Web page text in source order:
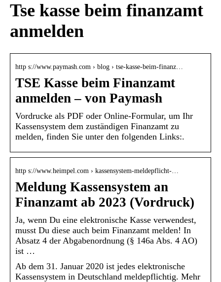
Tse kasse beim finanzamt
anmelden
http s://www.paymash.com › blog › tse-kasse-beim-finanz…
TSE Kasse beim Finanzamt
anmelden – von Paymash
Vordrucke als PDF oder Online-Formular, um Ihr
Kassensystem dem zuständigen Finanzamt zu
melden, finden Sie unter den folgenden Links:.
http s://www.heimpel.com › kassensystem-meldepflicht-…
Meldung Kassensystem an
Finanzamt ab 2023 (Vordruck)
Ja, wenn Du eine elektronische Kasse verwendest,
musst Du diese auch beim Finanzamt melden! In
Absatz 4 der Abgabenordnung (§ 146a Abs. 4 AO)
ist …
Ab dem 31. Januar 2020 ist jedes elektronische
Kassensystem in Deutschland meldepflichtig. Mehr